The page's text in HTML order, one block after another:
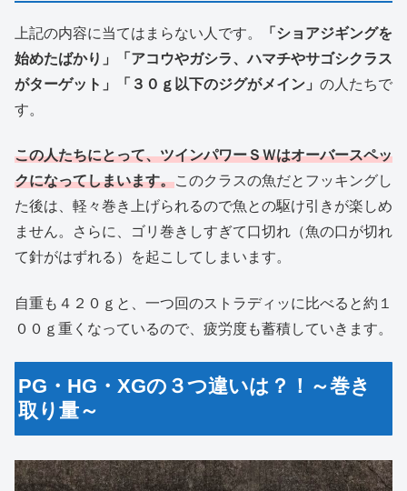
上記の内容に当てはまらない人です。
「ショアジギングを
始めたばかり」「アコウやガシラ、ハマチやサゴシクラス
がターゲット」
「３０ｇ以下のジグがメイン」 の人たちで
す。
この人たちにとって、ツインパワーＳＷはオーバースペッ
クになってしまいます。このクラスの魚だとフッキングし
た後は、軽々巻き上げられるので魚との駆け引きが楽しめ
ません。さらに、ゴリ巻きしすぎて口切れ（魚の口が切れ
て針がはずれる）を起こしてしまいます。
自重も４２０ｇと、一つ回のストラディッに比べると約１
００ｇ重くなっているので、疲労度も蓄積していきます。
PG・HG・XGの３つ違いは？！～巻き
取り量～